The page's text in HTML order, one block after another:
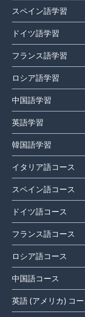
スペイン語学習
ドイツ語学習
フランス語学習
ロシア語学習
中国語学習
英語学習
韓国語学習
イタリア語コース
スペイン語コース
ドイツ語コース
フランス語コース
ロシア語コース
中国語コース
英語 (アメリカ) コ